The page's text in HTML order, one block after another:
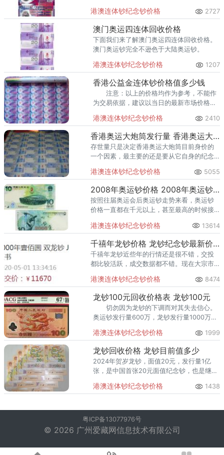
香港公益金塑料整版钞是在2007年发行的，
接下来我们来了解香港公益
港澳连体钞纪念钞价格 2727
澳门奥运四连体回收价格
下面我们来了解澳门奥运四连体回收价格。
澳门奥运钞完全不逊色于大陆奥运钞。
港澳连体钞纪念钞价格 1207
香港公益金连体钞价格值多少钱
注意：以上的价格均作为参考，不能作
为交易依据，建议以当日的最新市场价格为
港澳连体钞纪念钞价格 2410
香港奥运大炮筒发行量 香港奥运大炮筒价格
存世量只是决定香港奥运大炮筒目前身价的
一个因素，最主要的还是要从它自身的纪念
港澳连体钞纪念钞价格 5055
2008年奥运钞价格 2008年奥运钞最新市场价格是多少
按照往届奥运会后奥运钞走势来看，奥运钞
价格一直都在千元以上，甚至最高的时候接
整刀价格在百张连号38万左右。
港澳连体钞纪念钞价格 13614
千禧年龙钞价格 龙钞纪念钞最新价格2022
千禧年龙钞近些年的行情还是很不错，交投
都比较活跃，成交数据都不错。现在大宗市
贵。
港澳连体钞纪念钞价格 8474
龙钞100元回收价格表 龙钞100元
切勿因为龙钞的下调而对其失去信心。
奥运钞发行量600万，龙钞发行量1000万，
右。毋庸置疑，这两个因素，龙钞一应俱
全。
港澳连体钞纪念钞价格 1999
龙钞回收价格 龙钞目前值多少
2024年贺岁龙钞，面值20元，发行量1亿
张，是中国首张20元面值纪念钞，也是继
纪念钞不同，龙钞的行情密码藏在每一张唯
港澳连体钞纪念钞价格 1438
粤ICP备13077976号
© 2026 广州爱藏网信息技术有限公司